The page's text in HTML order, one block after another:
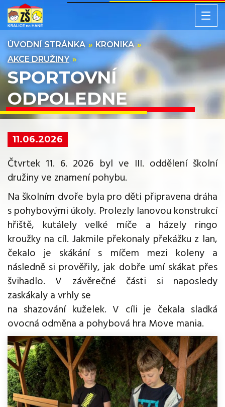
ÚVODNÍ STRÁNKA
KRONIKA
AKCE DRUŽINY
SPORTOVNÍ
ODPOLEDNE
11.06.2026
Čtvrtek 11. 6. 2026 byl ve III. oddělení školní
družiny ve znamení pohybu.
Na školním dvoře byla pro děti připravena dráha
s pohybovými úkoly. Prolezly lanovou konstrukcí
hřiště, kutálely velké míče a házely ringo
kroužky na cíl. Jakmile překonaly překážku z lan,
čekalo je skákání s míčem mezi koleny a
následně si prověřily, jak dobře umí skákat přes
švihadlo. V závěrečné části si naposledy
zaskákaly a vrhly se
na shazování kuželek. V cíli je čekala sladká
ovocná odměna a pohybová hra Move mania.